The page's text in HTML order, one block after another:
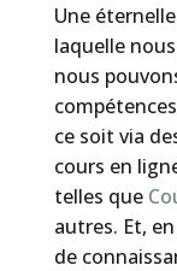
Une
laquelle
nous
ce soit via
cours en
telles que
autres. Et,
de